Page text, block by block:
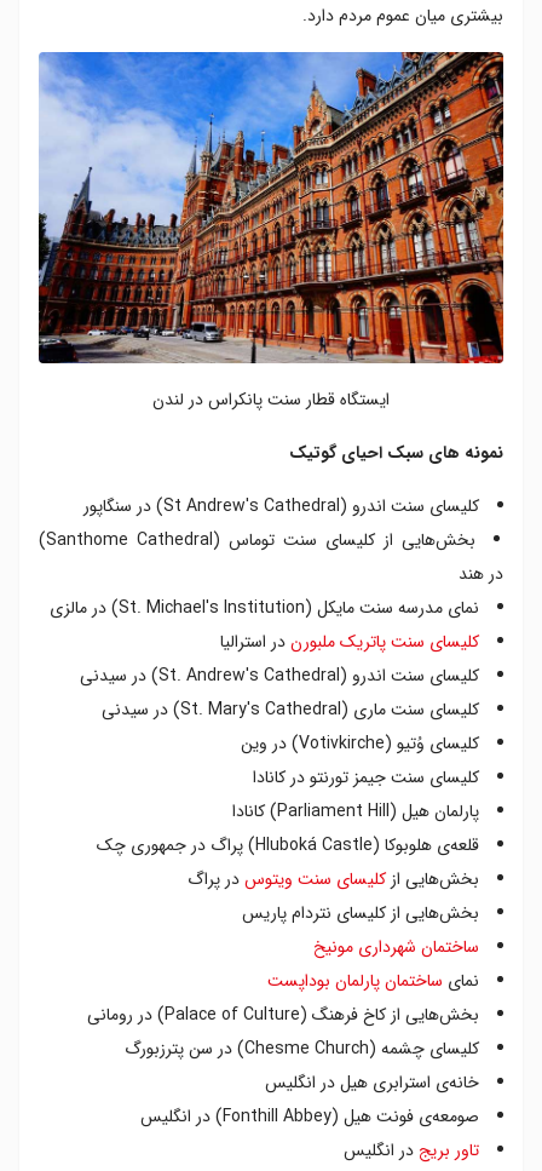
بیشتری میان عموم مردم دارد.
ایستگاه قطار سنت پانکراس در لندن
نمونه های سبک احیای گوتیک
کلیسای سنت اندرو (St Andrew's Cathedral) در سنگاپور
بخش‌هایی از کلیسای سنت توماس (Santhome Cathedral)
در هند
نمای مدرسه سنت مایکل (St. Michael's Institution) در مالزی
کلیسای سنت پاتریک ملبورندر استرالیا
کلیسای سنت اندرو (St. Andrew's Cathedral) در سیدنی
کلیسای سنت ماری (St. Mary's Cathedral) در سیدنی
کلیسای وُتیو (Votivkirche) در وین
کلیسای سنت جیمز تورنتو در کانادا
پارلمان هیل (Parliament Hill) کانادا
قلعه‌ی هلوبوکا (Hluboká Castle) پراگ در جمهوری چک
بخش‌هایی از کلیسای سنت ویتوسدر پراگ
بخش‌هایی از کلیسای نتردام پاریس
ساختمان شهرداری مونیخ
نمای ساختمان پارلمان بوداپست
بخش‌هایی از کاخ فرهنگ (Palace of Culture) در رومانی
کلیسای چشمه (Chesme Church) در سن پترزبورگ
خانه‌ی استرابری هیل در انگلیس
صومعه‌ی فونت هیل (Fonthill Abbey) در انگلیس
تاور بریج در انگلیس